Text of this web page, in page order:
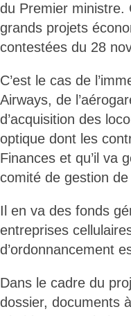
du Premier ministre.
grands projets
contestées du 28
C’est le cas de
Airways, de
d’acquisition des
optique dont les
Finances et qu’il va
comité de gestion
Il en va des fonds
entreprises
d’ordonnancement
Dans le cadre du
dossier, documents